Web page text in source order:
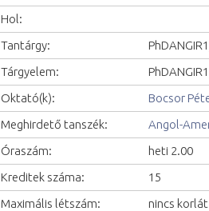
Hol:
Tantárgy:
Tárgyelem:
Oktató(k):
Bocsor
Meghirdető tanszék:
Angol-
Óraszám:
heti 2.00
Kreditek száma:
15
Maximális létszám:
nincs korlát